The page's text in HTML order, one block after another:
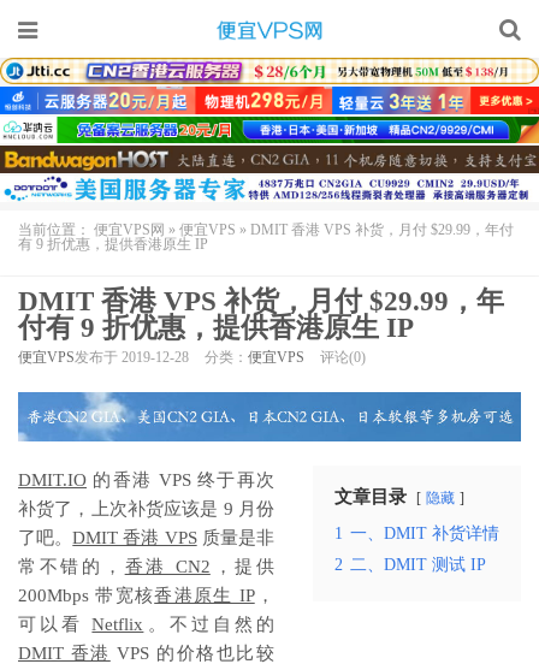
当前位置： 便宜VPS网 » 便宜VPS » DMIT 香港 VPS 补货，月付 $29.99，年付
有 9 折优惠，提供香港原生 IP
DMIT 香港 VPS 补货，月付 $29.99，年
付有 9 折优惠，提供香港原生 IP
便宜VPS发布于 2019-12-28 分类： 便宜VPS 评论(0)
文章目录 隐藏
1 一、DMIT 补货详情
2 二、DMIT 测试 IP
DMIT.IO 的香港 VPS 终于再次
补货了，上次补货应该是 9 月份
了吧。DMIT 香港 VPS质量是非
常不错的， 香港 CN2 ，提供
200Mbps 带宽核香港原生 IP，
可以看Netflix 。不过自然的
DMIT 香港 VPS 的价格也比较